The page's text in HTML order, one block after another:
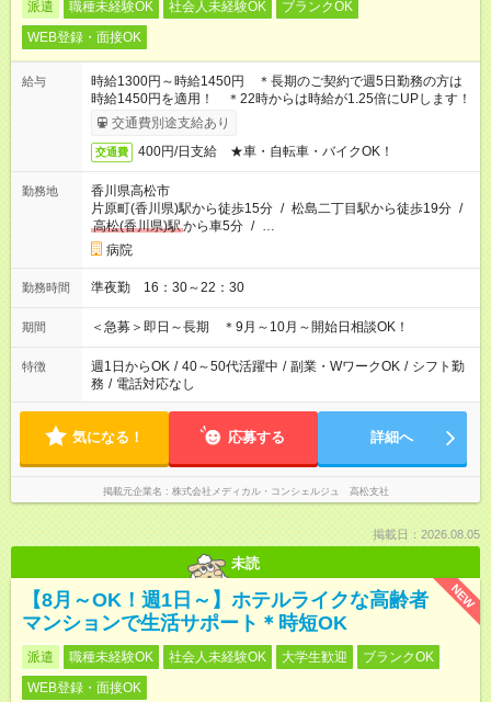
派遣 職種未経験OK 社会人未経験OK
ブランクOK
WEB登録・面接OK
給与
時給1300円～時給1450円 ＊長期のご契約で週5日勤務の方は
時給1450円を適用！ ＊22時からは時給が1.25倍にUPします！
交通費別途支給あり
交通費 400円/日支給 ★車・自転車・バイクOK！
勤務地
香川県高松市
片原町(香川県)駅から徒歩15分 / 松島二丁目駅から徒歩19分 /
高松(香川県)駅から車5分 / …
病院
勤務時間 準夜勤 16：30～22：30
期間 ＜急募＞即日～長期 ＊9月～10月～開始日相談OK！
特徴 週1日からOK / 40～50代活躍中 / 副業・WワークOK / シフト勤
務 / 電話対応なし
気になる！ 応募する 詳細へ
掲載元企業名 株式会社メディカル・コンシェルジュ 高松支社
掲載日：2026.08.05
未読
NEW
【8月～OK！週1日～】ホテルライクな高齢者
マンションで生活サポート＊時短OK
派遣 職種未経験OK 社会人未経験OK 大学生歓迎
ブランクOK
WEB登録・面接OK